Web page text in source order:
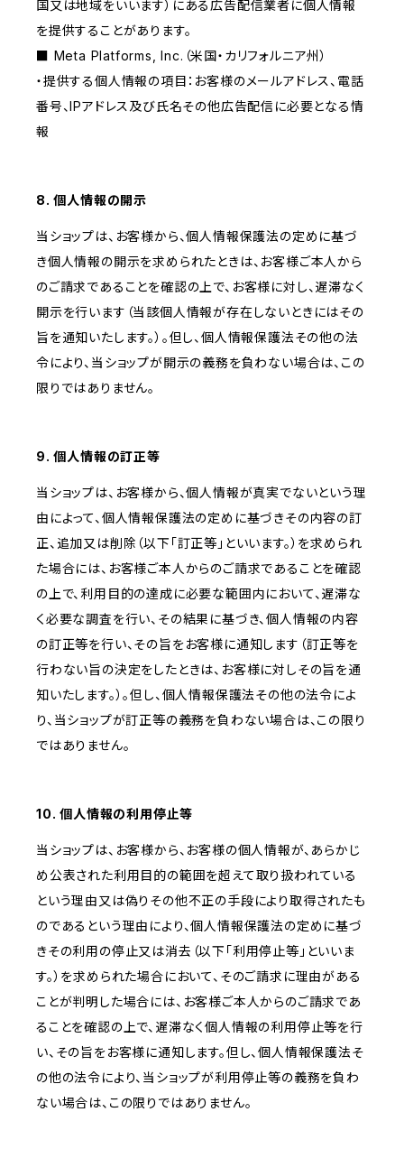
国又は地域をいいます）にある広告配信業者に個人情報
を提供することがあります。
■ Meta Platforms, Inc.（米国・カリフォルニア州）
・提供する個人情報の項目：お客様のメールアドレス、電話
番号、IPアドレス及び氏名その他広告配信に必要となる情
報
8. 個人情報の開示
当ショップは、お客様から、個人情報保護法の定めに基づ
き個人情報の開示を求められたときは、お客様ご本人から
のご請求であることを確認の上で、お客様に対し、遅滞なく
開示を行います（当該個人情報が存在しないときにはその
旨を通知いたします。）。但し、個人情報保護法その他の法
令により、当ショップが開示の義務を負わない場合は、この
限りではありません。
9. 個人情報の訂正等
当ショップは、お客様から、個人情報が真実でないという理
由によって、個人情報保護法の定めに基づきその内容の訂
正、追加又は削除（以下「訂正等」といいます。）を求められ
た場合には、お客様ご本人からのご請求であることを確認
の上で、利用目的の達成に必要な範囲内において、遅滞な
く必要な調査を行い、その結果に基づき、個人情報の内容
の訂正等を行い、その旨をお客様に通知します（訂正等を
行わない旨の決定をしたときは、お客様に対しその旨を通
知いたします。）。但し、個人情報保護法その他の法令によ
り、当ショップが訂正等の義務を負わない場合は、この限り
ではありません。
10. 個人情報の利用停止等
当ショップは、お客様から、お客様の個人情報が、あらかじ
め公表された利用目的の範囲を超えて取り扱われている
という理由又は偽りその他不正の手段により取得されたも
のであるという理由により、個人情報保護法の定めに基づ
きその利用の停止又は消去（以下「利用停止等」といいま
す。）を求められた場合において、そのご請求に理由がある
ことが判明した場合には、お客様ご本人からのご請求であ
ることを確認の上で、遅滞なく個人情報の利用停止等を行
い、その旨をお客様に通知します。但し、個人情報保護法そ
の他の法令により、当ショップが利用停止等の義務を負わ
ない場合は、この限りではありません。